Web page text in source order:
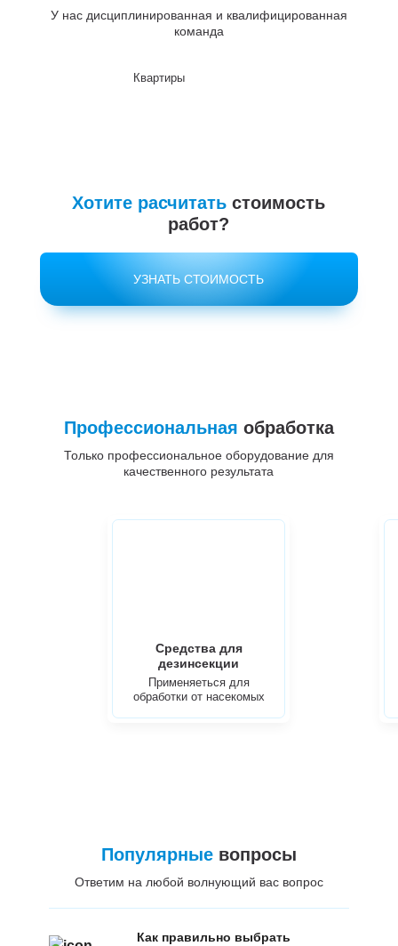
У нас дисциплинированная и квалифицированная
команда
Квартиры
Хотите расчитать стоимость
работ?
УЗНАТЬ СТОИМОСТЬ
Профессиональная обработка
Только профессиональное оборудование для
качественного результата
Средства для
дезинсекции
Применяеться для
обработки от насекомых
Популярныевопросы
Ответим на любой волнующий вас вопрос
Как правильно выбрать